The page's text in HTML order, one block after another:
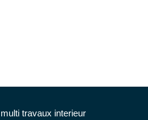
multi travaux interieur